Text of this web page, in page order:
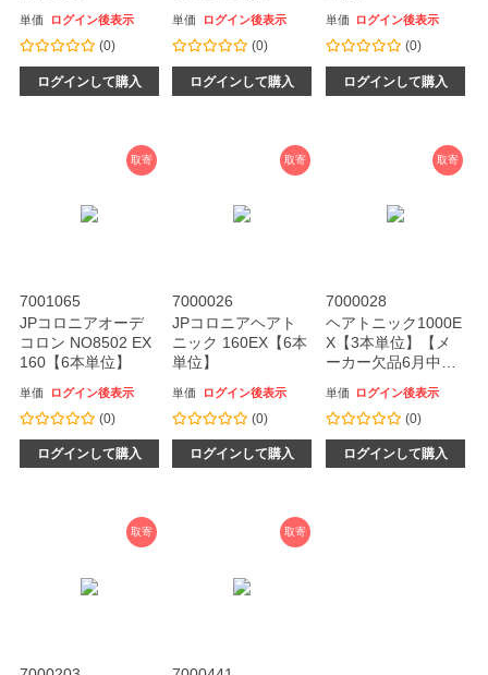
単価 ログイン後表示
(0)
ログインして購入
単価 ログイン後表示
(0)
ログインして購入
単価 ログイン後表示
(0)
ログインして購入
取寄
7001065
JPコロニアオーデ
コロン NO8502 EX
160【6本単位】
単価 ログイン後表示
(0)
ログインして購入
取寄
7000026
JPコロニアヘアト
ニック 160EX【6本
単位】
単価 ログイン後表示
(0)
ログインして購入
取寄
7000028
ヘアトニック1000E
X【3本単位】【メ
ーカー欠品6月中旬
単価 ログイン後表示
(0)
ログインして購入
取寄 取寄